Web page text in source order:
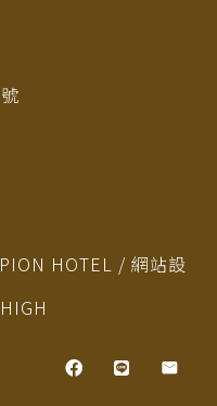
HOTEL / 網站設